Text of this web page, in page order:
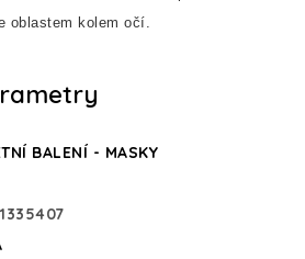
oblastem kolem očí.
BALENÍ - MASKY